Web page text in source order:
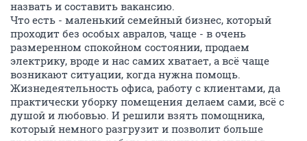
назвать и составить вакансию.
Что есть - маленький семейный бизнес, который
проходит без особых авралов, чаще - в очень
размеренном спокойном состоянии, продаем
электрику, вроде и нас самих хватает, а всё чаще
возникают ситуации, когда нужна помощь.
Жизнедеятельность офиса, работу с клиентами, да
практически уборку помещения делаем сами, всё с
душой и любовью. И решили взять помощника,
который немного разгрузит и позволит больше